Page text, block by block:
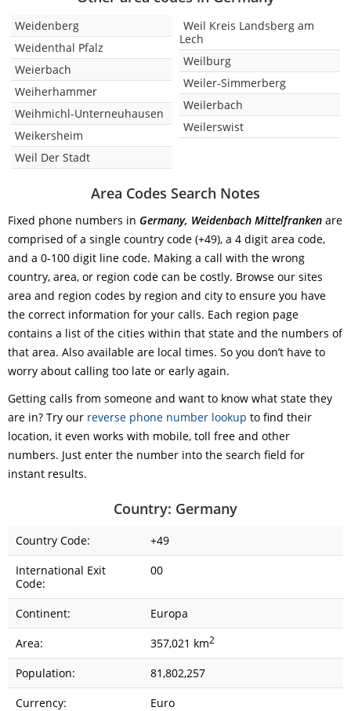
Weidenberg
Weidenthal Pfalz
Weierbach
Weiherhammer
Weihmichl-Unterneuhausen
Weikersheim
Weil Der Stadt
Weil Kreis Landsberg am
Lech
Weilburg
Weiler-Simmerberg
Weilerbach
Weilerswist
Area Codes Search Notes
Fixed phone numbers in Germany, Weidenbach Mittelfranken are
comprised of a single country code (+49), a 4 digit area code,
and a 0-100 digit line code. Making a call with the wrong
country, area, or region code can be costly. Browse our sites
area and region codes by region and city to ensure you have
the correct information for your calls. Each region page
contains a list of the cities within that state and the numbers of
that area. Also available are local times. So you don’t have to
worry about calling too late or early again.
Getting calls from someone and want to know what state they
are in? Try our reverse phone number lookup to find their
location, it even works with mobile, toll free and other
numbers. Just enter the number into the search field for
instant results.
Country: Germany
Country Code:
+49
International Exit
Code:
00
Continent:
Europa
Area:
357,021 km2
Population:
81,802,257
Currency:
Euro